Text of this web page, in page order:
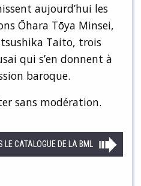
aujourd’hui les
Ōhara Tōya Minsei,
Taito, trois
qui s’en donnent à
baroque.
sans modération.
LE CATALOGUE DE LA BML